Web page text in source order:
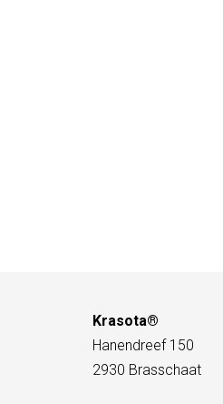
Krasota®
Hanendreef 150
2930 Brasschaat